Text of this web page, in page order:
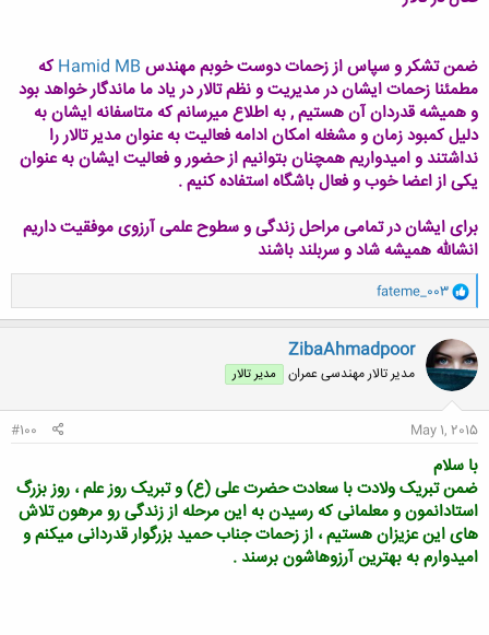
ضمن تشکر و سپاس از زحمات دوست خوبم مهندس Hamid MB که
مطمئنا زحمات ایشان در مدیریت و نظم تالار در یاد ما ماندگار خواهد بود
و همیشه قدردان آن هستیم , به اطلاع میرسانم که متاسفانه ایشان به
دلیل کمبود زمان و مشغله امکان ادامه فعالیت به عنوان مدیر تالار را
نداشتند و امیدواریم همچنان بتوانیم از حضور و فعالیت ایشان به عنوان
یکی از اعضا خوب و فعال باشگاه استفاده کنیم .
برای ایشان در تمامی مراحل زندگی و سطوح علمی آرزوی موفقیت داریم
انشالله همیشه شاد و سربلند باشند
و
ا
ک
ن
ش
ه
ا
fateme_003
ZibaAhmadpoor
مدیر تالار مهندسی عمران مدیر تالار
May 1, 2015
#100
با سلام
ضمن تبریک ولادت با سعادت حضرت علی (ع) و تبریک روز علم ، روز بزرگ
استادانمون و معلمانی که رسیدن به این مرحله از زندگی رو مرهون تلاش
های این عزیزان هستیم ، از زحمات جناب حمید بزرگوار قدردانی میکنم و
امیدوارم به بهترین آرزوهاشون برسند .